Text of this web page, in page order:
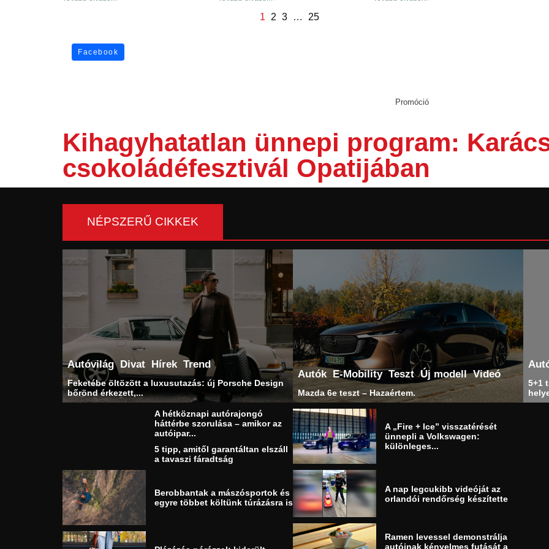
1 2 3 … 25
Facebook
Promóció
Kihagyhatatlan ünnepi program:
csokoládéfesztivál Opatijában
NÉPSZERŰ CIKKEK
Autóvilág Divat Hírek Trend
Feketébe öltözött a luxusutazás: új Porsche Design
bőrönd érkezett,...
A hétköznapi autórajongó
háttérbe szorulása – amikor az
autóipar...
5 tipp, amitől garantáltan elszáll
a tavaszi fáradtság
Berobbantak a mászósportok és
egyre többet költünk túrázásra is
Autók E-Mobility Teszt Új modell Videó
Mazda 6e teszt – Hazaértem.
A „Fire + Ice” visszatérését
ünnepli a Volkswagen:
különleges...
A nap legcukibb videóját az
orlandói rendőrség készítette
Ramen levessel demonstrálja
autóinak kényelmes futását a
5+1